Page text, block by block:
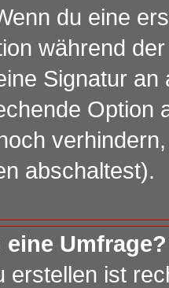
du eine
während
Signatur
Option
abschaltest).
Umfrage?
erstellen ist